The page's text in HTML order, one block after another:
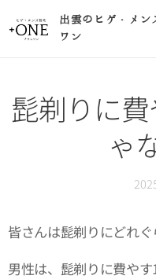
出雲のヒゲ・メン
ワン
髭剃りに
ゃ
皆さんは髭剃りにどれ
男性は、髭剃りに費や